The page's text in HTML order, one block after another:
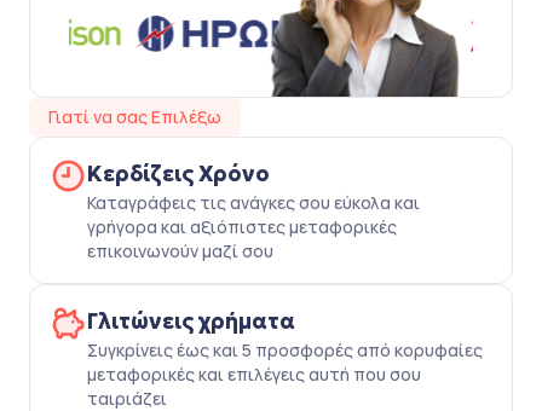
Γιατί να σας Επιλέξω
Κερδίζεις Χρόνο
Καταγράφεις τις ανάγκες σου εύκολα και
γρήγορα και αξιόπιστες μεταφορικές
επικοινωνούν μαζί σου
Γλιτώνεις χρήματα
Συγκρίνεις έως και 5 προσφορές από κορυφαίες
μεταφορικές και επιλέγεις αυτή που σου
ταιριάζει